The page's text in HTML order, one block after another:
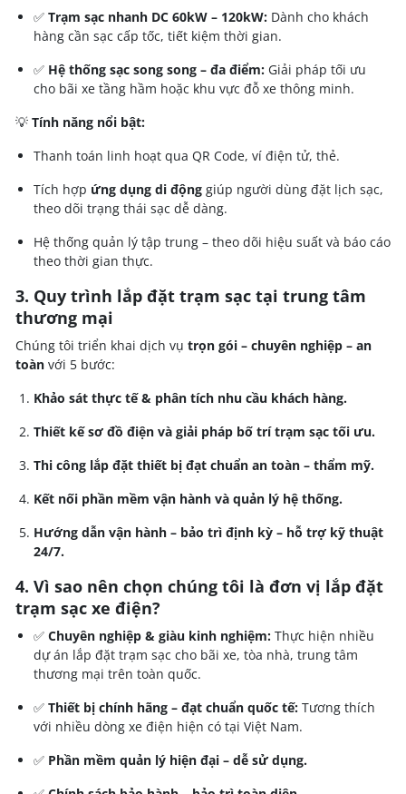
✅ Trạm sạc nhanh DC 60kW – 120kW: Dành cho khách
hàng cần sạc cấp tốc, tiết kiệm thời gian.
✅ Hệ thống sạc song song – đa điểm: Giải pháp tối ưu
cho bãi xe tầng hầm hoặc khu vực đỗ xe thông minh.
💡 Tính năng nổi bật:
Thanh toán linh hoạt qua QR Code, ví điện tử, thẻ.
Tích hợp ứng dụng di động giúp người dùng đặt lịch sạc,
theo dõi trạng thái sạc dễ dàng.
Hệ thống quản lý tập trung – theo dõi hiệu suất và báo cáo
theo thời gian thực.
3. Quy trình lắp đặt trạm sạc tại trung tâm
thương mại
Chúng tôi triển khai dịch vụ trọn gói – chuyên nghiệp – an
toàn với 5 bước:
Khảo sát thực tế & phân tích nhu cầu khách hàng.
Thiết kế sơ đồ điện và giải pháp bố trí trạm sạc tối ưu.
Thi công lắp đặt thiết bị đạt chuẩn an toàn – thẩm mỹ.
Kết nối phần mềm vận hành và quản lý hệ thống.
Hướng dẫn vận hành – bảo trì định kỳ – hỗ trợ kỹ thuật
24/7.
4. Vì sao nên chọn chúng tôi là đơn vị lắp đặt
trạm sạc xe điện?
✅ Chuyên nghiệp & giàu kinh nghiệm: Thực hiện nhiều
dự án lắp đặt trạm sạc cho bãi xe, tòa nhà, trung tâm
thương mại trên toàn quốc.
✅ Thiết bị chính hãng – đạt chuẩn quốc tế: Tương thích
với nhiều dòng xe điện hiện có tại Việt Nam.
✅ Phần mềm quản lý hiện đại – dễ sử dụng.